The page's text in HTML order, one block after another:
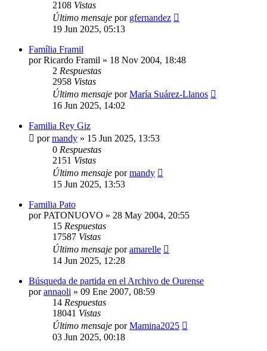
2108 Vistas
Último mensaje por gfernandez
19 Jun 2025, 05:13
Família Framil
porRicardo Framil » 18 Nov 2004, 18:48
2 Respuestas
2958 Vistas
Último mensaje porMaría Suárez-Llanos
16 Jun 2025, 14:02
Familia Rey Giz
pormandy » 15 Jun 2025, 13:53
0 Respuestas
2151 Vistas
Último mensaje pormandy
15 Jun 2025, 13:53
Familia Pato
porPATONUOVO » 28 May 2004, 20:55
15 Respuestas
17587 Vistas
Último mensaje poramarelle
14 Jun 2025, 12:28
Búsqueda de partida en el Archivo de Ourense
porannaoli » 09 Ene 2007, 08:59
14 Respuestas
18041 Vistas
Último mensaje porMamina2025
03 Jun 2025, 00:18